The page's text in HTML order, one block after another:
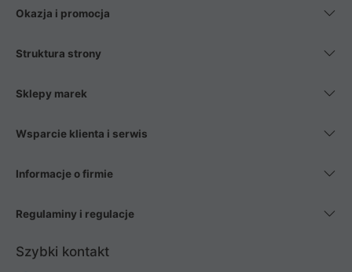
Okazja i promocja
Struktura strony
Sklepy marek
Wsparcie klienta i serwis
Informacje o firmie
Regulaminy i regulacje
Szybki kontakt